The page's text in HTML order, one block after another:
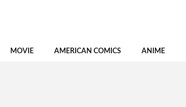
MOVIE AMERICAN COMICS ANIME